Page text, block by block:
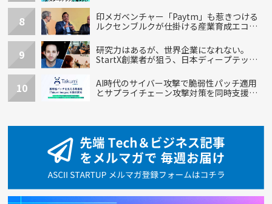
8
印メガベンチャー「Paytm」も惹きつける
ルクセンブルクが仕掛ける産業育成エコシ
9
研究力はあるが、世界企業になれない。
StartX創業者が狙う、日本ディープテック
10
AI時代のサイバー攻撃で脆弱性パッチ適用
とサプライチェーン攻撃対策を同時支援す